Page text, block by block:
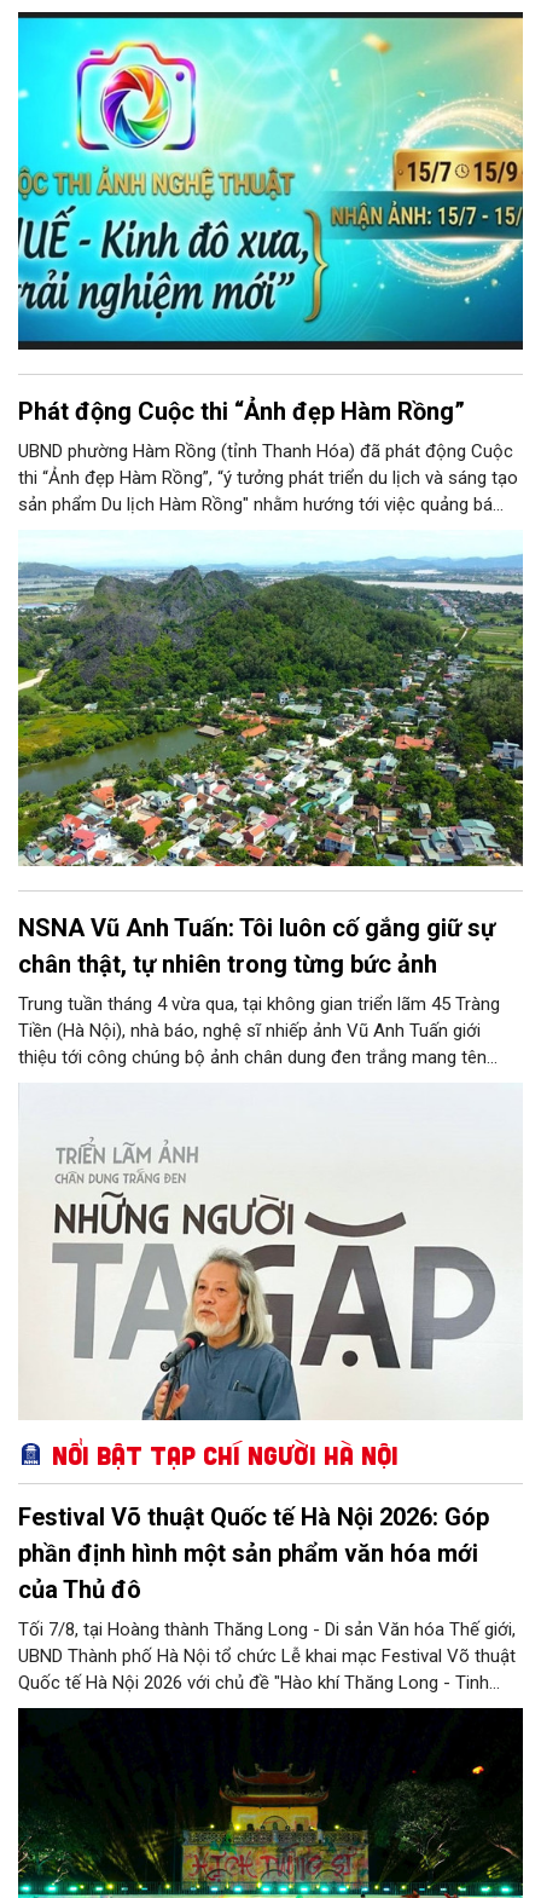
xưa, trải nghiệm mới”.
Phát động Cuộc thi “Ảnh đẹp Hàm Rồng”
UBND phường Hàm Rồng (tỉnh Thanh Hóa) đã phát động Cuộc
thi “Ảnh đẹp Hàm Rồng”, “ý tưởng phát triển du lịch và sáng tạo
sản phẩm Du lịch Hàm Rồng" nhằm hướng tới việc quảng bá
hình ảnh, cảnh quan, văn hóa, đồng thời tìm kiếm những giải
pháp và sản phẩm mới góp phần phát triển du lịch bền vững...
NSNA Vũ Anh Tuấn: Tôi luôn cố gắng giữ sự
chân thật, tự nhiên trong từng bức ảnh
Trung tuần tháng 4 vừa qua, tại không gian triển lãm 45 Tràng
Tiền (Hà Nội), nhà báo, nghệ sĩ nhiếp ảnh Vũ Anh Tuấn giới
thiệu tới công chúng bộ ảnh chân dung đen trắng mang tên
“Những người ta gặp”. 61 tác phẩm được chọn lọc từ hàng trăm
đã mang đến cho người xem nhiều cảm xúc. Mỗi bức ảnh là
một cuộc gặp gỡ, một lát cắt đời sống, ở đó con người hiện lên
thật dung dị, chân thật qua góc nhìn tinh tế của người cầm máy.
Cùng Tạp chí Người Hà Nội lắng nghe những chia sẻ của tác giả
về những “đứa con tinh thần” này để hiểu rõ hơn về hành trình
sáng tác của ông.
Nổi bật Tạp chí Người Hà Nội
Festival Võ thuật Quốc tế Hà Nội 2026: Góp
phần định hình một sản phẩm văn hóa mới
của Thủ đô
Tối 7/8, tại Hoàng thành Thăng Long - Di sản Văn hóa Thế giới,
UBND Thành phố Hà Nội tổ chức Lễ khai mạc Festival Võ thuật
Quốc tế Hà Nội 2026 với chủ đề "Hào khí Thăng Long - Tinh
hoa võ Việt". Lần đầu tiên được tổ chức, Festival đánh dấu
hóa - thể thao mang tầm quốc tế, góp phần tôn vinh truyền
thống thượng võ dân tộc, quảng bá hình ảnh Hà Nội và thúc đẩy
giao lưu văn hóa, thể thao với bạn bè thế giới.